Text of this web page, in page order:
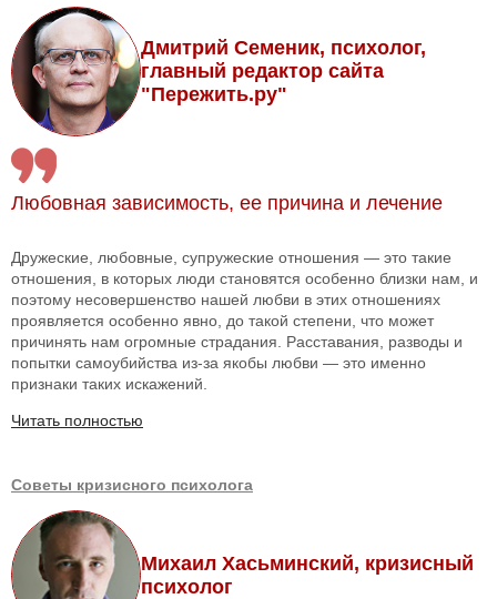
Дмитрий Семеник, психолог,
главный редактор сайта
"Пережить.ру"
Любовная зависимость, ее причина и лечение
Дружеские, любовные, супружеские отношения — это такие
отношения, в которых люди становятся особенно близки нам, и
поэтому несовершенство нашей любви в этих отношениях
проявляется особенно явно, до такой степени, что может
причинять нам огромные страдания. Расставания, разводы и
попытки самоубийства из-за якобы любви — это именно
признаки таких искажений.
Читать полностью
Советы кризисного психолога
Михаил Хасьминский, кризисный
психолог